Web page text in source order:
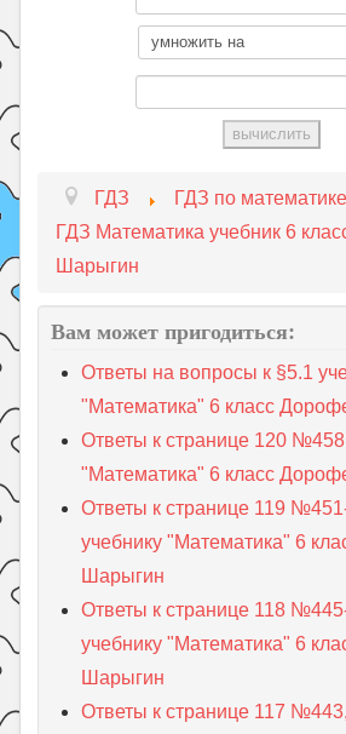
ГДЗ
ГДЗ по математике
ГДЗ Математика учебник 6
Шарыгин
Вам может пригодиться:
Ответы на вопросы к §5.1
"Математика" 6 класс
Ответы к странице 120 №458
"Математика" 6 класс
Ответы к странице 119
учебнику "Математика" 6
Шарыгин
Ответы к странице 118
учебнику "Математика" 6
Шарыгин
Ответы к странице 117